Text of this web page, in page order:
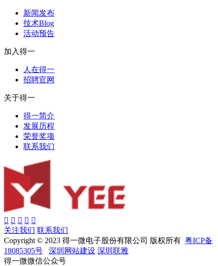
新闻发布
技术Blog
活动预告
加入得一
人在得一
招聘官网
关于得一
得一简介
发展历程
荣誉奖项
联系我们
关注我们 联系我们
Copyright © 2023 得一微电子股份有限公司 版权所有 粤ICP备
18085305号
深圳网站建设 深圳联雅
得一微微信公众号